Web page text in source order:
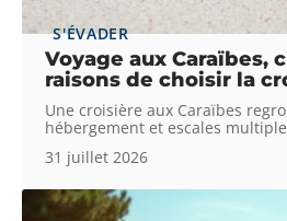
S'ÉVADER
Voyage aux Caraïbes,
raisons de choisir la
Une croisière aux Caraïbes
hébergement et escales
31 juillet 2026